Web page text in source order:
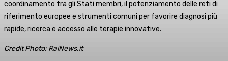
coordinamento tra gli Stati membri, il potenziamento delle reti di
riferimento europee e strumenti comuni per favorire diagnosi più
rapide, ricerca e accesso alle terapie innovative.
Credit Photo: RaiNews.it